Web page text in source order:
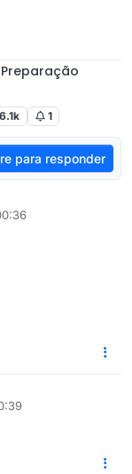
6.1k 1
para responder